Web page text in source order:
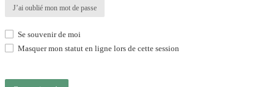
J’ai oublié mon mot de passe
Se souvenir de moi
Masquer mon statut en ligne lors de cette session